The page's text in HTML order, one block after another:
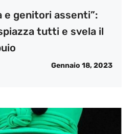
e genitori assenti”:
tutti e svela il
Gennaio 18, 2023